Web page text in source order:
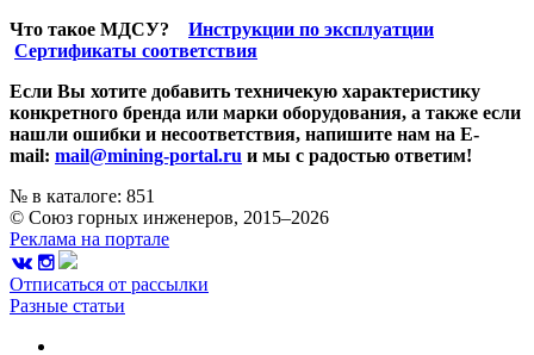
Что такое МДСУ? Инструкции по эксплуатции
Сертификаты соответствия
Если Вы хотите добавить техничекую характеристику
конкретного бренда или марки оборудования, а также если
нашли ошибки и несоответствия, напишите нам на E-
mail: mail@mining-portal.ru и мы с радостью ответим!
№ в каталоге: 851
© Союз горных инженеров, 2015–2026
Реклама на портале
Отписаться от рассылки
Разные статьи